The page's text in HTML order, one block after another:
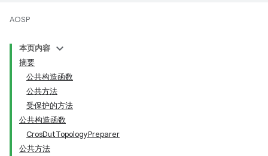
AOSP
本页内容
摘要
公共构造函数
公共方法
受保护的方法
公共构造函数
CrosDutTopologyPreparer
公共方法